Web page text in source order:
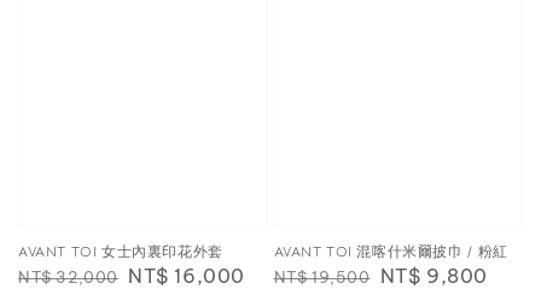
AVANT TOI 女士內裏印花外套
Regular
NT$ 32,000 Sale
NT$ 16,000
AVANT TOI 混喀什米爾披巾 / 粉紅
Regular
NT$ 19,500 Sale
NT$ 9,800